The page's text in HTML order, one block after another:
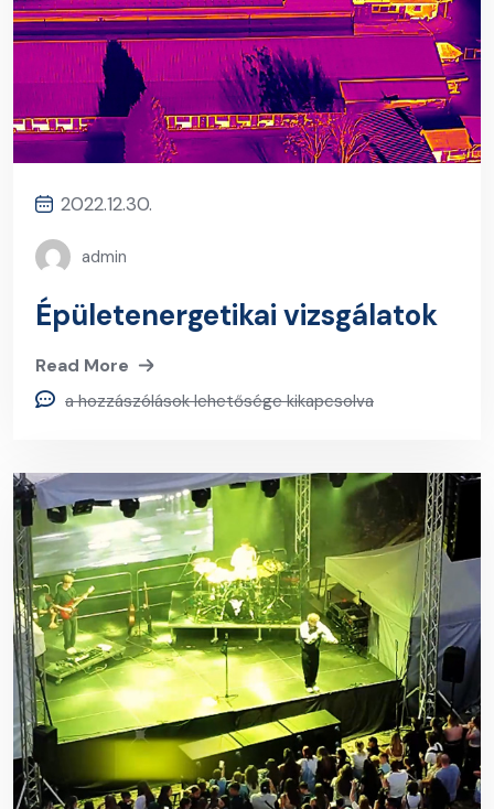
2022.12.30.
admin
Épületenergetikai vizsgálatok
Read More
a hozzászólások lehetősége kikapcsolva